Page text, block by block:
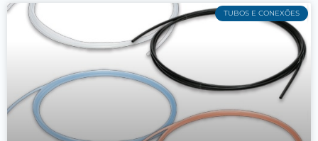
TUBOS E CONEXÕES